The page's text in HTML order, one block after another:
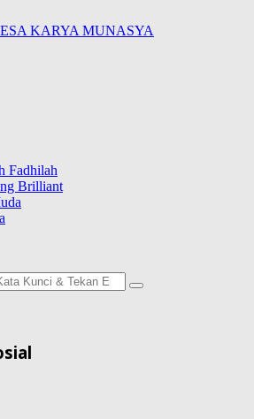
berbagi berbagai hal di sekitarnya
Fadhilah
Brilliant